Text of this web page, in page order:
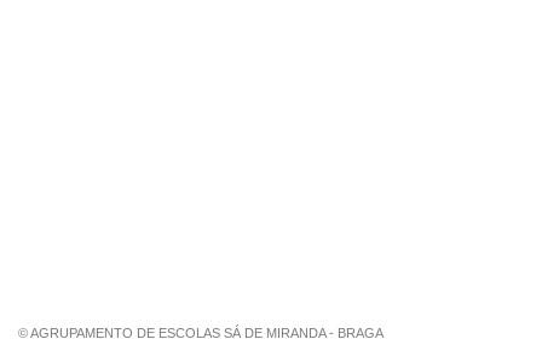
© AGRUPAMENTO DE ESCOLAS SÁ DE MIRANDA - BRAGA